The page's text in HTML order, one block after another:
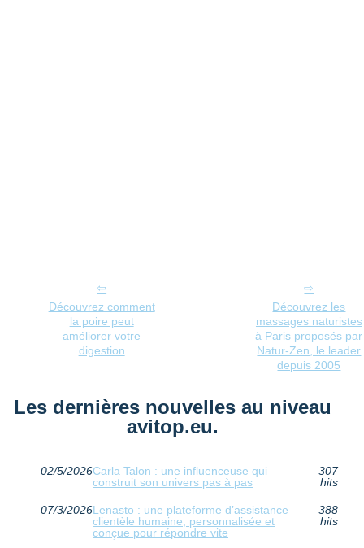
Découvrez comment
la poire peut
améliorer votre
digestion
Découvrez les
massages naturistes
à Paris proposés par
Natur-Zen, le leader
depuis 2005
Les dernières nouvelles au niveau
avitop.eu.
02/5/2026Carla Talon : une influenceuse qui
construit son univers pas à pas
307
hits
07/3/2026Lenasto : une plateforme d’assistance
clientèle humaine, personnalisée et
conçue pour répondre vite
388
hits